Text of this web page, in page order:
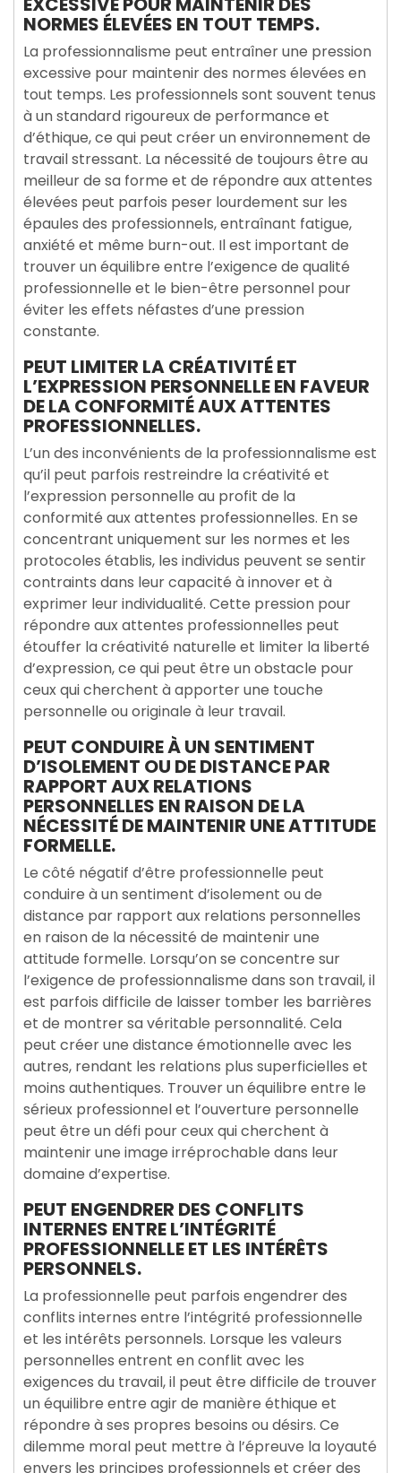
NORMES ÉLEVÉES EN TOUT TEMPS.
La professionnalisme peut entraîner une pression
excessive pour maintenir des normes élevées en
tout temps. Les professionnels sont souvent tenus
à un standard rigoureux de performance et
d’éthique, ce qui peut créer un environnement de
travail stressant. La nécessité de toujours être au
meilleur de sa forme et de répondre aux attentes
élevées peut parfois peser lourdement sur les
épaules des professionnels, entraînant fatigue,
anxiété et même burn-out. Il est important de
trouver un équilibre entre l’exigence de qualité
professionnelle et le bien-être personnel pour
éviter les effets néfastes d’une pression
constante.
PEUT LIMITER LA CRÉATIVITÉ ET
L’EXPRESSION PERSONNELLE EN FAVEUR
DE LA CONFORMITÉ AUX ATTENTES
PROFESSIONNELLES.
L’un des inconvénients de la professionnalisme est
qu’il peut parfois restreindre la créativité et
l’expression personnelle au profit de la
conformité aux attentes professionnelles. En se
concentrant uniquement sur les normes et les
protocoles établis, les individus peuvent se sentir
contraints dans leur capacité à innover et à
exprimer leur individualité. Cette pression pour
répondre aux attentes professionnelles peut
étouffer la créativité naturelle et limiter la liberté
d’expression, ce qui peut être un obstacle pour
ceux qui cherchent à apporter une touche
personnelle ou originale à leur travail.
PEUT CONDUIRE À UN SENTIMENT
D’ISOLEMENT OU DE DISTANCE PAR
RAPPORT AUX RELATIONS
PERSONNELLES EN RAISON DE LA
NÉCESSITÉ DE MAINTENIR UNE ATTITUDE
FORMELLE.
Le côté négatif d’être professionnelle peut
conduire à un sentiment d’isolement ou de
distance par rapport aux relations personnelles
en raison de la nécessité de maintenir une
attitude formelle. Lorsqu’on se concentre sur
l’exigence de professionnalisme dans son travail, il
est parfois difficile de laisser tomber les barrières
et de montrer sa véritable personnalité. Cela
peut créer une distance émotionnelle avec les
autres, rendant les relations plus superficielles et
moins authentiques. Trouver un équilibre entre le
sérieux professionnel et l’ouverture personnelle
peut être un défi pour ceux qui cherchent à
maintenir une image irréprochable dans leur
domaine d’expertise.
PEUT ENGENDRER DES CONFLITS
INTERNES ENTRE L’INTÉGRITÉ
PROFESSIONNELLE ET LES INTÉRÊTS
PERSONNELS.
La professionnelle peut parfois engendrer des
conflits internes entre l’intégrité professionnelle
et les intérêts personnels. Lorsque les valeurs
personnelles entrent en conflit avec les
exigences du travail, il peut être difficile de trouver
un équilibre entre agir de manière éthique et
répondre à ses propres besoins ou désirs. Ce
dilemme moral peut mettre à l’épreuve la loyauté
envers les principes professionnels et créer des